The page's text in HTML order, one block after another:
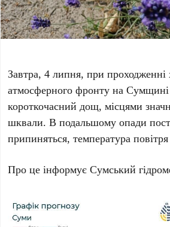
Завтра, 4 липня, при проходженні
атмосферного фронту на Сумщині
короткочасний дощ, місцями
шквали. В подальшому опади
припиняться, температура
Про це інформує Сумський